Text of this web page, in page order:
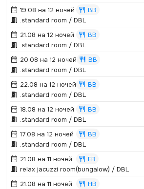
19.08 на 12 ночей
BB
.­standard room / DBL
21.08 на 12 ночей
BB
.­standard room / DBL
20.08 на 12 ночей
BB
.­standard room / DBL
22.08 на 12 ночей
BB
.­standard room / DBL
18.08 на 12 ночей
BB
.­standard room / DBL
17.08 на 12 ночей
BB
.­standard room / DBL
21.08 на 11 ночей
FB
relax jacuzzi room(bungalow) / DBL
21.08 на 11 ночей
HB